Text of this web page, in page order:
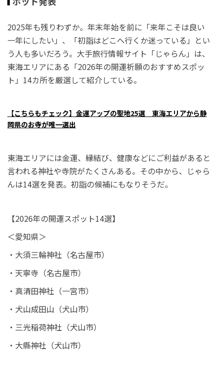
2025年も残りわずか。年末年始を前に「来年こそは良い
一年にしたい」、「初詣はどこへ行くか迷っている」とい
う人も多いだろう。大手旅行情報サイト「じゃらん」は、
東海エリアにある「2026年の開運祈願のおすすめスポッ
ト」14カ所を厳選して紹介している。
【こちらもチェック】金運アップの聖地25選 東海エリアから静
岡県のお寺が唯一選出
東海エリアには金運、縁結び、健康などにご利益があると
言われる神社や寺院がたくさんある。その中から、じゃら
んは14選を発表。初詣の候補にもなりそうだ。
【2026年の開運スポット14選】
＜愛知県＞
・大須三輪神社（名古屋市）
・天寧寺（名古屋市）
・真清田神社（一宮市）
・犬山成田山（犬山市）
・三光稲荷神社（犬山市）
・大縣神社（犬山市）